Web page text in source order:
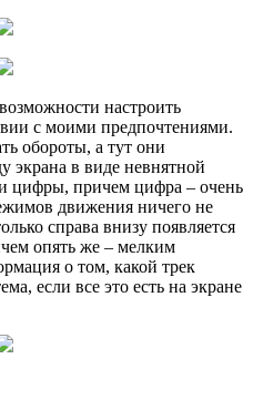
настроить
с моими предпочтениями.
обороты, а тут они
экрана в виде невнятной
цифры, причем цифра – очень
движения ничего не
справа внизу появляется
опять же – мелким
о том, какой трек
если все это есть на экране